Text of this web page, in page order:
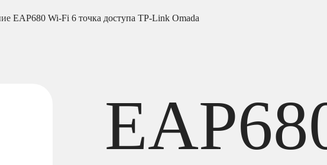
EAP680 Wi-Fi 6 точка доступа TP-Link Omada